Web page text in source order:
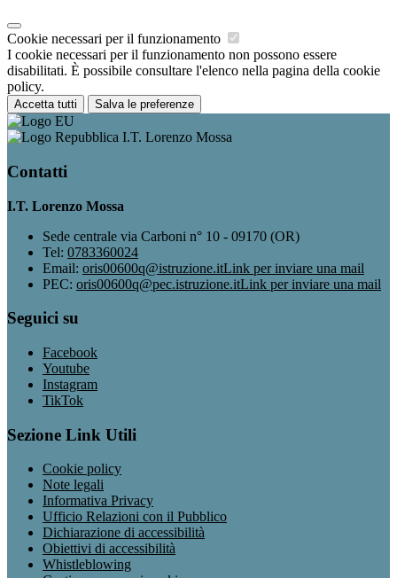
Cookie necessari per il funzionamento
I cookie necessari per il funzionamento non possono essere
disabilitati. È possibile consultare l'elenco nella pagina della cookie
policy.
Accetta tutti Salva le preferenze
I.T. Lorenzo Mossa
Contatti
I.T. Lorenzo Mossa
Sede centrale via Carboni n° 10 - 09170 (OR)
Tel: 0783360024
Email: oris00600q@istruzione.itLink per inviare una mail
PEC: oris00600q@pec.istruzione.itLink per inviare una mail
Seguici su
Facebook
Youtube
Instagram
TikTok
Sezione Link Utili
Cookie policy
Note legali
Informativa Privacy
Ufficio Relazioni con il Pubblico
Dichiarazione di accessibilità
Obiettivi di accessibilità
Whistleblowing